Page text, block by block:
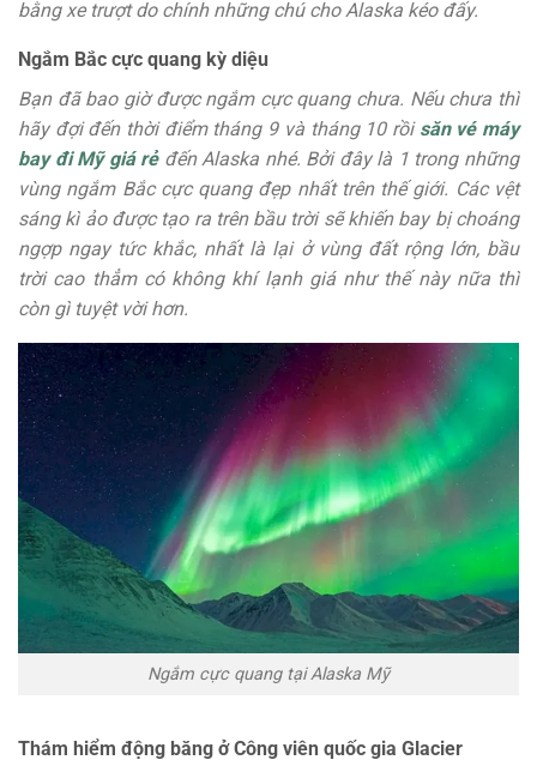
bằng xe trượt do chính những chú cho Alaska kéo đấy.
Ngắm Bắc cực quang kỳ diệu
Bạn đã bao giờ được ngắm cực quang chưa. Nếu chưa thì
hãy đợi đến thời điểm tháng 9 và tháng 10 rồi săn vé máy
bay đi Mỹ giá rẻđến Alaska nhé. Bởi đây là 1 trong những
vùng ngắm Bắc cực quang đẹp nhất trên thế giới. Các vệt
sáng kì ảo được tạo ra trên bầu trời sẽ khiến bay bị choáng
ngợp ngay tức khắc, nhất là lại ở vùng đất rộng lớn, bầu
trời cao thẳm có không khí lạnh giá như thế này nữa thì
còn gì tuyệt vời hơn.
Ngắm cực quang tại Alaska Mỹ
Thám hiểm động băng ở Công viên quốc gia Glacier